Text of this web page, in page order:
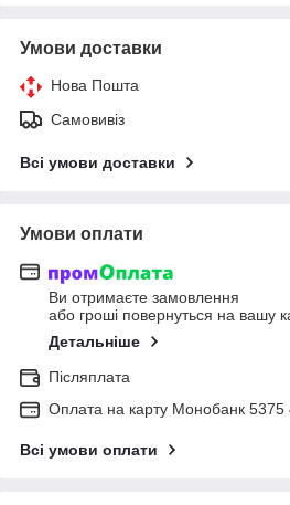
Умови доставки
Нова Пошта
Самовивіз
Всі умови доставки
Умови оплати
Ви отримаєте замовлення
або гроші повернуться на вашу
Детальніше
Післяплата
Оплата на карту Монобанк 5375
Всі умови оплати